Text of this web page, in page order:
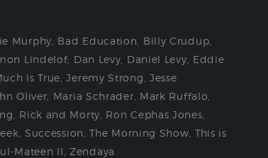
Murphy Bad Education Billy Crudup
Lindelof, Dan Levy Daniel Levy Eddie
Is True ,Jeremy Strong Jesse
Oliver Maria Schrader Mark Ruffalo
Rick and Morty Ron Cephas Jones
Succession ,The Morning Show This is
Mateen II ,Zendaya